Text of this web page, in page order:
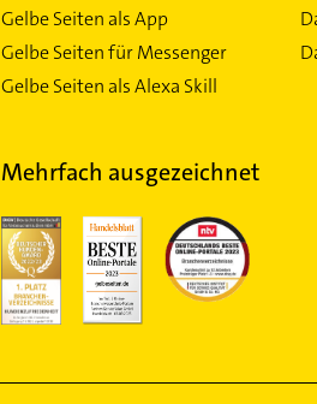
Gelbe Seiten als App
Gelbe Seiten für Messenger
Gelbe Seiten als Alexa Skill
Mehrfach ausgezeichnet